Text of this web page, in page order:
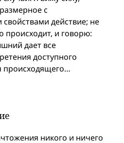
с
действие; не
происходит, и говорю:
дает все
доступного
происходящего…
никого и ничего